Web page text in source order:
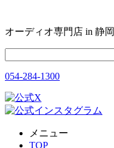
オーディオ専門店 in 静岡
054-284-1300
メニュー
TOP